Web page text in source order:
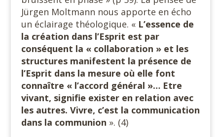
Jürgen Moltmann nous apporte en écho
un éclairage théologique. « L’essence de
la création dans l’Esprit est par
conséquent la « collaboration » et les
structures manifestent la présence de
l’Esprit dans la mesure où elle font
connaître « l’accord général »… Etre
vivant, signifie exister en relation avec
les autres. Vivre, c’est la communication
dans la communion ». (4)